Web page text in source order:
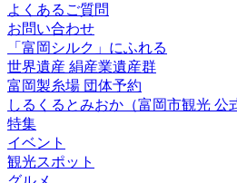
よくあるご質問
お問い合わせ
「富岡シルク」にふれる
世界遺産 絹産業遺産群
富岡製糸場 団体予約
しるくるとみおか （富岡市観光 公
特集
イベント
観光スポット